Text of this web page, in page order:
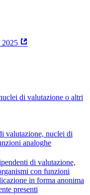
2025
di valutazione o altri
valutazione, nuclei di
analoghe
di valutazione,
con funzioni
in forma anonima
presenti